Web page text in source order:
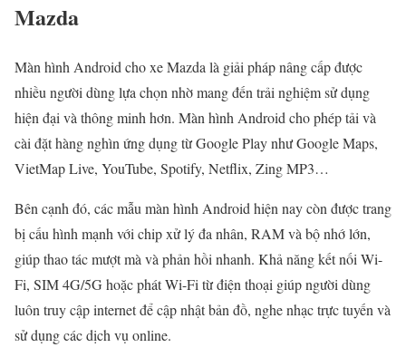
Mazda
Màn hình Android cho xe Mazda là giải pháp nâng cấp được
nhiều người dùng lựa chọn nhờ mang đến trải nghiệm sử dụng
hiện đại và thông minh hơn. Màn hình Android cho phép tải và
cài đặt hàng nghìn ứng dụng từ Google Play như Google Maps,
VietMap Live, YouTube, Spotify, Netflix, Zing MP3…
Bên cạnh đó, các mẫu màn hình Android hiện nay còn được trang
bị cấu hình mạnh với chip xử lý đa nhân, RAM và bộ nhớ lớn,
giúp thao tác mượt mà và phản hồi nhanh. Khả năng kết nối Wi-
Fi, SIM 4G/5G hoặc phát Wi-Fi từ điện thoại giúp người dùng
luôn truy cập internet để cập nhật bản đồ, nghe nhạc trực tuyến và
sử dụng các dịch vụ online.